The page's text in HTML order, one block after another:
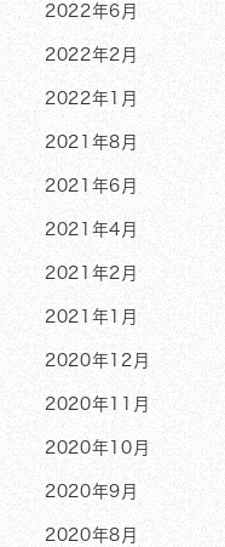
2022年6月
2022年2月
2022年1月
2021年8月
2021年6月
2021年4月
2021年2月
2021年1月
2020年12月
2020年11月
2020年10月
2020年9月
2020年8月